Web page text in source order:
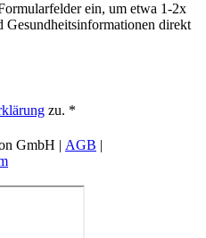
ein, um etwa 1-2x
Gesundheitsinformationen direkt
zu. *
GmbH | AGB |